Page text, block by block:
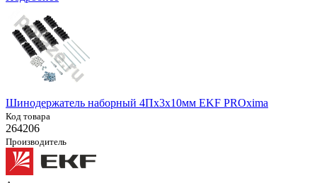
Шинодержатель наборный 4Пх3х10мм EKF PROxima
Код товара
264206
Производитель